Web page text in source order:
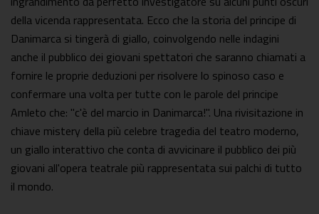
della vicenda rappresentata. Ecco che la storia del principe di
Danimarca si tingerà di giallo, coinvolgendo nelle indagini
anche il pubblico dei giovani spettatori che saranno chiamati a
fornire le proprie deduzioni per risolvere lo spinoso caso e
confermare una volta per tutte con le parole del principe
Amleto che: "c'è del marcio in Danimarca!". Una rivisitazione in
chiave mistery della più celebre tragedia del teatro moderno,
un giallo interattivo che conta di avvicinare il pubblico dei più
giovani all'opera teatrale più rappresentata sui palchi di tutto
il mondo.